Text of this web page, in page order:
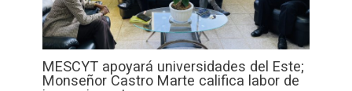
MESCYT apoyará universidades del Este;
Monseñor Castro Marte califica labor de